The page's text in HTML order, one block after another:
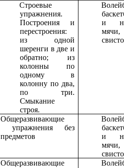
Строевые
упражнения.
Построения и
перестроения:
из одной
шеренги в две и
обратно; из
колонны по
одному в
колонну по два,
по три.
Смыкание
строя.
и
Общеразвивающие
упражнения без
предметов
и
Общеразвивающие